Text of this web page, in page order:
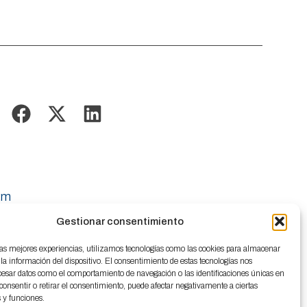
Gestionar consentimiento
mejores experiencias, utilizamos tecnologías como las cookies para almacenar
información del dispositivo. El consentimiento de estas tecnologías nos
datos como el comportamiento de navegación o las identificaciones únicas en
o retirar el consentimiento, puede afectar negativamente a ciertas
y funciones.